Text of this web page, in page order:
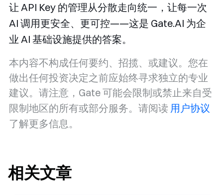
让 API Key 的管理从分散走向统一，让每一次
AI 调用更安全、更可控——这是 Gate.AI 为企
业 AI 基础设施提供的答案。
本内容不构成任何要约、招揽、或建议。您在
做出任何投资决定之前应始终寻求独立的专业
建议。请注意，Gate 可能会限制或禁止来自受
限制地区的所有或部分服务。请阅读 用户协议
了解更多信息。
相关文章